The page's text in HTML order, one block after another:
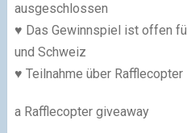
ausgeschlossen
♥ Das Gewinnspiel ist offen
und Schweiz
♥ Teilnahme über Rafflecopter
a Rafflecopter giveaway